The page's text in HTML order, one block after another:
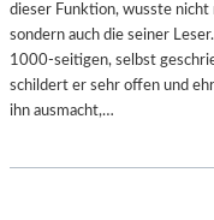
dieser Funktion, wusste nicht
sondern auch die seiner
1000-seitigen, selbst
schildert er sehr offen und
ihn ausmacht,…